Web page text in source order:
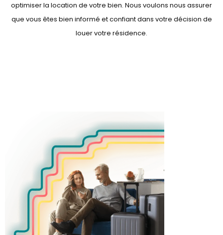
optimiser la location de votre bien. Nous voulons nous assurer
que vous êtes bien informé et confiant dans votre décision de
louer votre résidence.